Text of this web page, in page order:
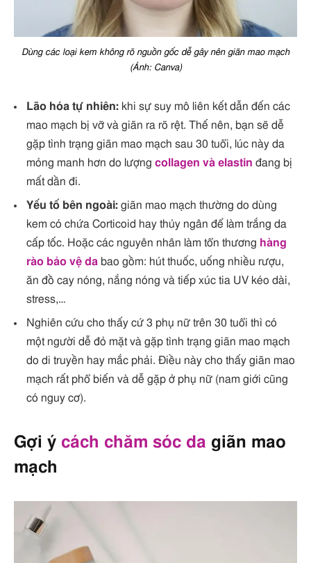
Dùng các loại kem không rõ nguồn gốc dễ gây nên giãn mao mạch
(Ảnh: Canva)
Lão hóa tự nhiên: khi sự suy mô liên kết dẫn đến các
mao mạch bị vỡ và giãn ra rõ rệt. Thế nên, bạn sẽ dễ
gặp tình trạng giãn mao mạch sau 30 tuổi, lúc này da
mỏng manh hơn do lượng collagen và elastin đang bị
mất dần đi.
Yếu tố bên ngoài: giãn mao mạch thường do dùng
kem có chứa Corticoid hay thủy ngân để làm trắng da
cấp tốc. Hoặc các nguyên nhân làm tổn thương hàng
rào bảo vệ da bao gồm: hút thuốc, uống nhiều rượu,
ăn đồ cay nóng, nắng nóng và tiếp xúc tia UV kéo dài,
stress,…
Nghiên cứu cho thấy cứ 3 phụ nữ trên 30 tuổi thì có
một người dễ đỏ mặt và gặp tình trạng giãn mao mạch
do di truyền hay mắc phải. Điều này cho thấy giãn mao
mạch rất phổ biến và dễ gặp ở phụ nữ (nam giới cũng
có nguy cơ).
Gợi ý cách chăm sóc da giãn mao
mạch